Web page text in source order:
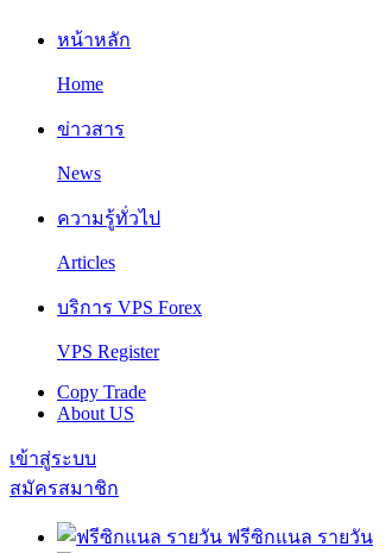
หน้าหลัก
Home
ข่าวสาร
News
ความรู้ทั่วไป
Articles
บริการ VPS Forex
VPS Register
Copy Trade
About US
เข้าสู่ระบบ
สมัครสมาชิก
ฟรีซิกแนล รายวัน